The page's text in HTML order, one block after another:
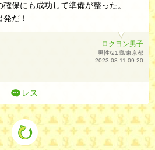
保にも成功して準備が整った。
だ！
ロクヨン男子
男性/21歳/東京都
2023-08-11 09:20
レス